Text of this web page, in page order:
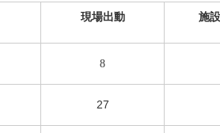
現場出動 施
8
27